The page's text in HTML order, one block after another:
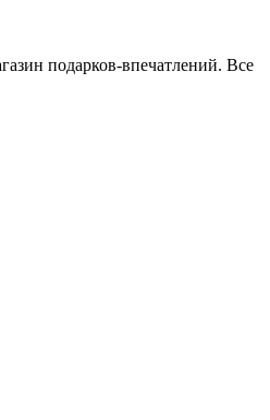
подарков-впечатлений. Все